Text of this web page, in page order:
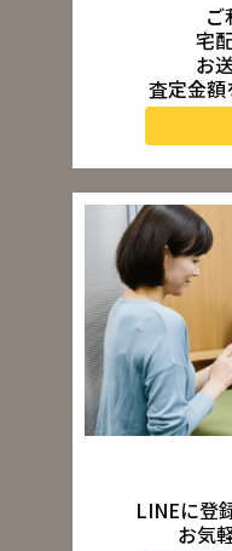
ご
宅
お
査定金額
LINEに登
お気